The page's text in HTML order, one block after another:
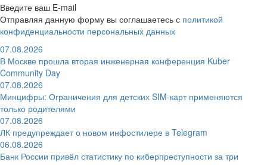
Введите ваш E-mail
Отправляя данную форму вы соглашаетесь с политикой
конфиденциальности персональных данных
07.08.2026
В Москве прошла вторая инженерная конференция Kuber
Community Day
07.08.2026
Минцифры: Ограничения для детских SIM-карт применяются
только родителями
07.08.2026
ЛК предупреждает о новом инфостилере в Telegram
06.08.2026
Банк России привёл статистику по киберпреступности за три